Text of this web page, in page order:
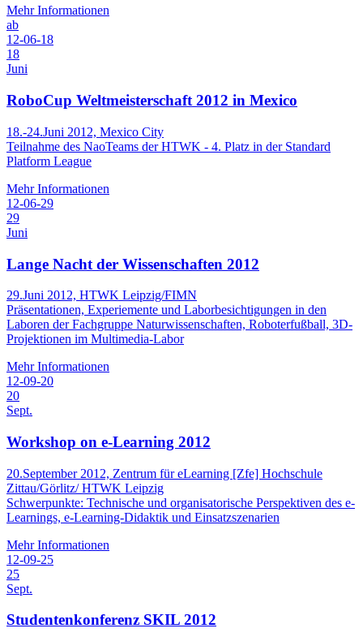
Mehr Informationen
ab
12-06-18
18
Juni
RoboCup Weltmeisterschaft 2012 in Mexico
18.-24.Juni 2012, Mexico City
Teilnahme des NaoTeams der HTWK - 4. Platz in der Standard
Platform League
Mehr Informationen
12-06-29
29
Juni
Lange Nacht der Wissenschaften 2012
29.Juni 2012, HTWK Leipzig/FIMN
Präsentationen, Experiemente und Laborbesichtigungen in den
Laboren der Fachgruppe Naturwissenschaften, Roboterfußball, 3D-
Projektionen im Multimedia-Labor
Mehr Informationen
12-09-20
20
Sept.
Workshop on e-Learning 2012
20.September 2012, Zentrum für eLearning [Zfe] Hochschule
Zittau/Görlitz/ HTWK Leipzig
Schwerpunkte: Technische und organisatorische Perspektiven des e-
Learnings, e-Learning-Didaktik und Einsatzszenarien
Mehr Informationen
12-09-25
25
Sept.
Studentenkonferenz SKIL 2012